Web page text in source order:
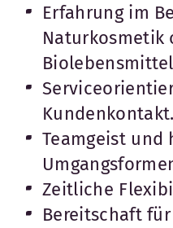
Erfahrung im
Naturkosmetik
Kundenkontakt.
Teamgeist und
Zeitliche
Bereitschaft